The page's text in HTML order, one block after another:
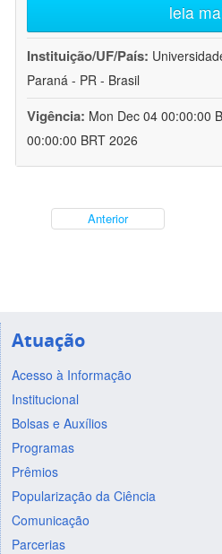
leia
Instituição/UF/País:
Paraná - PR - Brasil
Vigência: Mon Dec 04 00:00:00
00:00:00 BRT 2026
Anterior
Atuação
Acesso à Informação
Institucional
Bolsas e Auxílios
Programas
Prêmios
Popularização da Ciência
Comunicação
Parcerias